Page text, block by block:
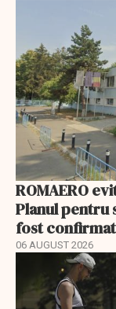
ROMAERO
Planul pentru
fost confirmat
06 AUGUST 2026